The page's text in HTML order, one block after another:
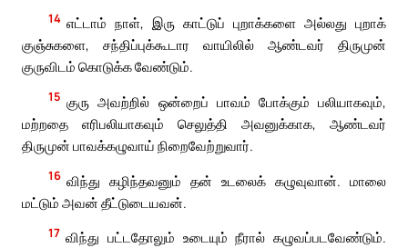
14 எட்டாம் நாள், இரு காட்டுப் புறாக்களை அல்லது புறாக்
குஞ்சுகளை, சந்திப்புக்கூடார வாயிலில் ஆண்டவர் திருமுன்
குருவிடம் கொடுக்க வேண்டும்.
15 குரு அவற்றில் ஒன்றைப் பாவம் போக்கும் பலியாகவும்,
மற்றதை எரிபலியாகவும் செலுத்தி அவனுக்காக, ஆண்டவர்
திருமுன் பாவக்கழுவாய் நிறைவேற்றுவார்.
16 விந்து கழிந்தவனும் தன் உடலைக் கழுவுவான். மாலை
மட்டும் அவன் தீட்டுடையவன்.
17 விந்து பட்டதோலும் உடையும் நீரால் கழுவப்படவேண்டும்.